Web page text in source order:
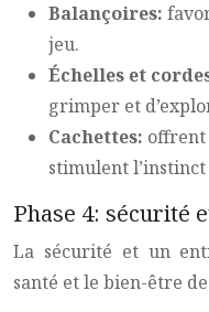
Balançoires:
jeu.
Échelles et
grimper et
Cachettes: offrent
stimulent
Phase 4: sécurité
La sécurité et un
santé et le bien-être